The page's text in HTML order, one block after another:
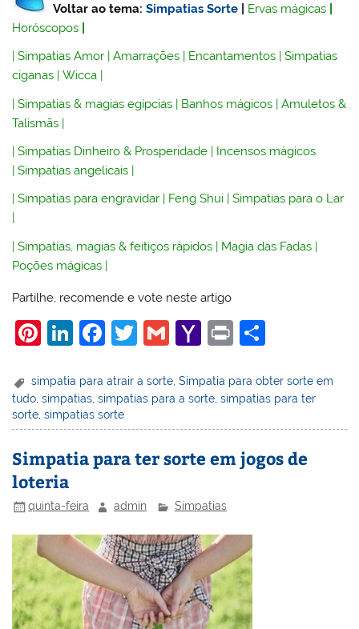
Voltar ao tema:Simpatias Sorte Ervas mágicas
Horóscopos
|Simpatias Amor |Amarrações | Encantamentos |Simpatias
ciganas |Wicca |
|Simpatias & magias egípcias | Banhos mágicos |Amuletos &
Talismãs |
|Simpatias Dinheiro & Prosperidade | Incensos mágicos
|Simpatias angelicais |
|Simpatias para engravidar Feng Shui |Simpatias para o Lar
|Simpatias, magias & feitiços rápidos | Magia das Fadas |
Poções mágicas |
Partilhe, recomende e vote neste artigo
Pi
er
e
st
Li
k
e
dI
n
F
c
e
b
o
k
T
itt
er
G
ai
l
Y
h
o
o
M
l
Pr
t
ar
e
simpatia para atrair a sorte,Simpatia para obter sorte em
tudo ,simpatias ,simpatias para a sorte ,simpatias para ter
sorte ,simpatias sorte
Simpatia para ter sorte em jogos de
loteria
quinta-feira admin Simpatias